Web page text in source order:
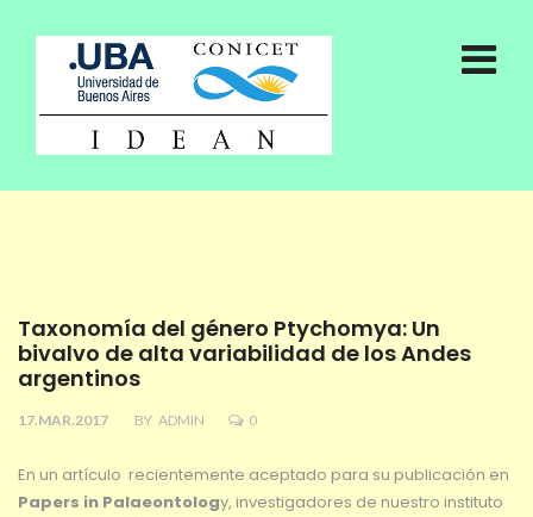
Taxonomía del género Ptychomya: Un
bivalvo de alta variabilidad de los Andes
argentinos
17.MAR.2017 BY ADMIN 0
En un artículo recientemente aceptado para su publicación en
Papers in Palaeontology, investigadores de nuestro instituto